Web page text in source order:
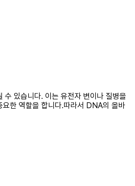
수 있습니다. 이는 유전자 변이나 질병을
한 역할을 합니다.따라서 DNA의 올바